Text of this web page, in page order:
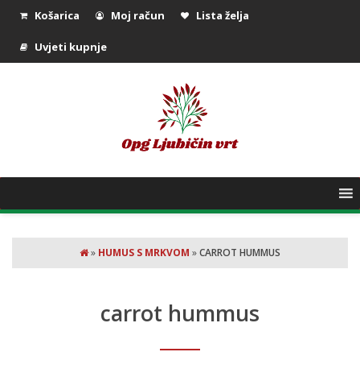
Košarica Moj račun Lista želja
Uvjeti kupnje
» HUMUS S MRKVOM »CARROT HUMMUS
carrot hummus